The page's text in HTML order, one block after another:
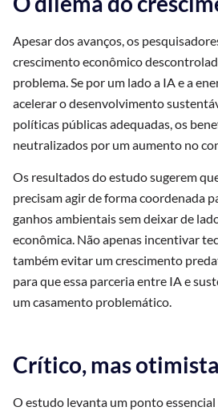
Apesar dos avanços, os
crescimento econômico
problema. Se por um lado a IA e a
acelerar o desenvolvimento
políticas públicas adequadas, os
neutralizados por um aumento no
Os resultados do estudo sugerem
precisam agir de forma coordenada
ganhos ambientais sem deixar de
econômica. Não apenas incentivar
também evitar um crescimento
para que essa parceria entre IA e
um casamento problemático.
Crítico, mas otimista
O estudo levanta um ponto